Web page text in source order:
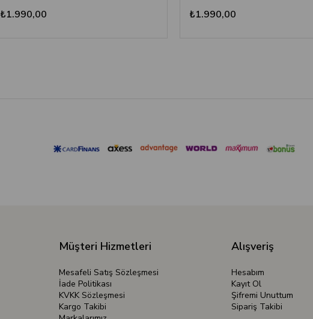
₺1.990,00 ₺1.990,00
Müşteri Hizmetleri
Mesafeli Satış Sözleşmesi
İade Politikası
KVKK Sözleşmesi
Kargo Takibi
Alışveriş
Hesabım
Kayıt Ol
Şifremi Unuttum
Sipariş Takibi